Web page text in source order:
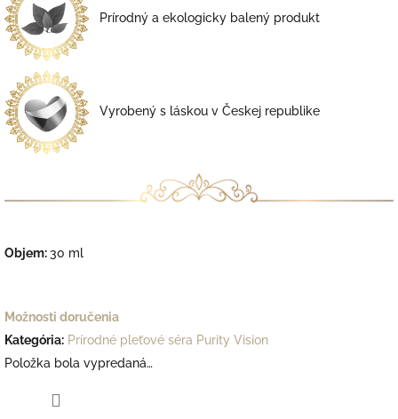
Prírodný a ekologicky balený produkt
Vyrobený s láskou v Českej republike
Objem:30 ml
Možnosti doručenia
Kategória: Prírodné pleťové séra Purity Vision
Položka bola vypredaná…